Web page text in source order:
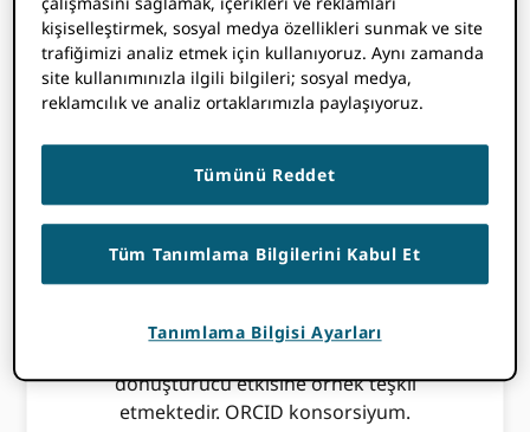
akademik iş birliği ve görünürlük açısından
önemli bir adım olmasının yanı sıra,
ORCIDKüresel Katılım Fonu (GPF) veÜyelik
Sermayesi Programı.
Nijeryalı ORCID Konsorsiyum, yeterince
mali ve stratejik destek sağlamak üzere
dönüştürücü etkisine örnek teşkil
etmektedir. ORCID konsorsiyum.
kişiselleştirmek, sosyal medya özellikleri sunmak ve site
trafiğimizi analiz etmek için kullanıyoruz. Aynı zamanda
site kullanımınızla ilgili bilgileri; sosyal medya,
reklamcılık ve analiz ortaklarımızla paylaşıyoruz.
Tümünü Reddet
Tüm Tanımlama Bilgilerini Kabul Et
Tanımlama Bilgisi Ayarları